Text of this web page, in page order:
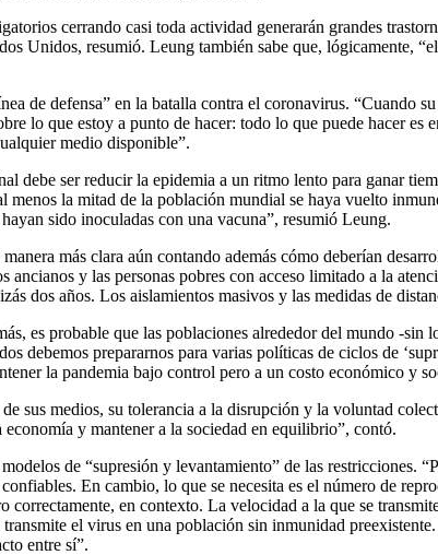
cerrando casi toda actividad generarán grandes
Unidos, resumió. Leung también sabe que, lógicamente,
de defensa” en la batalla contra el coronavirus. “Cuando
lo que estoy a punto de hacer: todo lo que puede hacer
medio disponible”.
debe ser reducir la epidemia a un ritmo lento para ganar
la mitad de la población mundial se haya vuelto
sido inoculadas con una vacuna”, resumió Leung.
más clara aún contando además cómo deberían
y las personas pobres con acceso limitado a la
dos años. Los aislamientos masivos y las medidas de
es probable que las poblaciones alrededor del mundo -sin
debemos prepararnos para varias políticas de ciclos de
la pandemia bajo control pero a un costo económico y
sus medios, su tolerancia a la disrupción y la voluntad
y mantener a la sociedad en equilibrio”, contó.
de “supresión y levantamiento” de las restricciones.
En cambio, lo que se necesita es el número de
correctamente, en contexto. La velocidad a la que se
el virus en una población sin inmunidad
entre sí”.